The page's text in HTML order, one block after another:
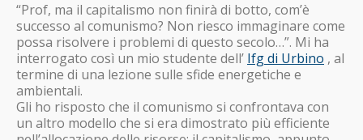
“Prof, ma il capitalismo non finirà di botto, com’è
successo al comunismo? Non riesco immaginare come
possa risolvere i problemi di questo secolo…”. Mi ha
interrogato così un mio studente dell’ Ifg di Urbino , al
termine di una lezione sulle sfide energetiche e
ambientali.
Gli ho risposto che il comunismo si confrontava con
un altro modello che si era dimostrato più efficiente